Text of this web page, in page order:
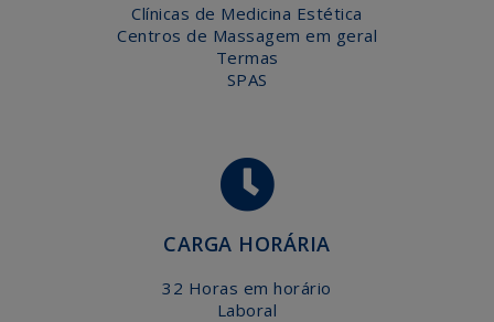
Clínicas de Medicina Estética
Centros de Massagem em geral
Termas
SPAS
CARGA HORÁRIA
32 Horas em horário
Laboral